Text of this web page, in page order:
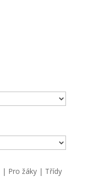
| Pro žáky| Třídy